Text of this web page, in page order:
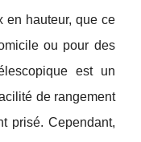
en hauteur, que ce
ou pour des
est un
de rangement
prisé. Cependant,